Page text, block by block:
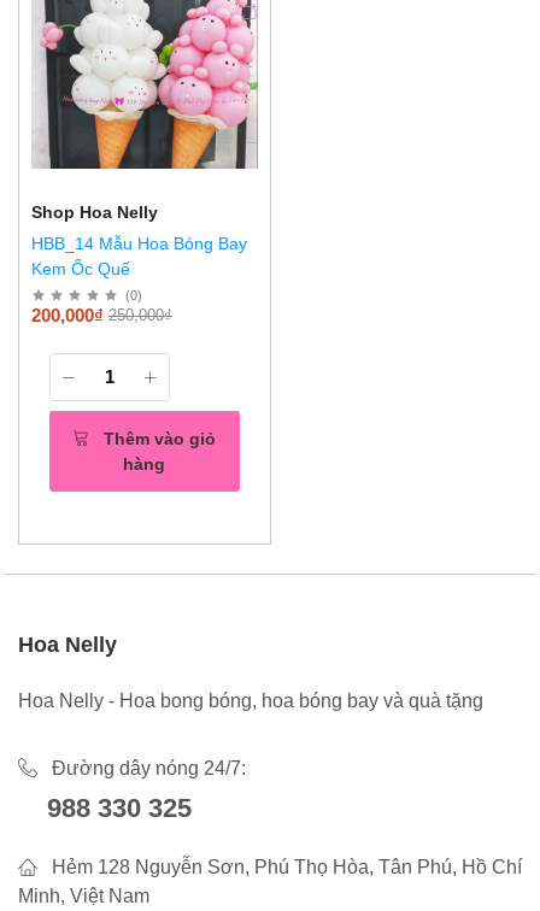
Shop Hoa Nelly
HBB_14 Mẫu Hoa Bóng Bay
Kem Ốc Quế
(0)
250,000₫
200,000₫
Thêm vào giỏ
hàng
Hoa Nelly
Hoa Nelly - Hoa bong bóng, hoa bóng bay và quà tặng
Đường dây nóng 24/7:
988 330 325
Hẻm 128 Nguyễn Sơn, Phú Thọ Hòa, Tân Phú, Hồ Chí
Minh, Việt Nam